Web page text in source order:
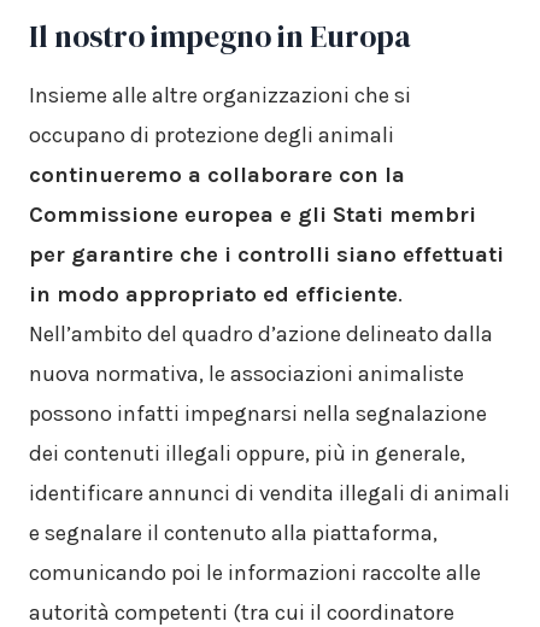
Il nostro impegno in Europa
Insieme alle altre organizzazioni che si
occupano di protezione degli animali
continueremo a collaborare con la
Commissione europea e gli Stati membri
per garantire che i controlli siano effettuati
in modo appropriato ed efficiente.
Nell’ambito del quadro d’azione delineato dalla
nuova normativa, le associazioni animaliste
possono infatti impegnarsi nella segnalazione
dei contenuti illegali oppure, più in generale,
identificare annunci di vendita illegali di animali
e segnalare il contenuto alla piattaforma,
comunicando poi le informazioni raccolte alle
autorità competenti (tra cui il coordinatore